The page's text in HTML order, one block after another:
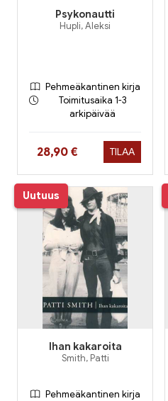
Psykonautti
Hupli, Aleksi
Pehmeäkantinen kirja
Toimitusaika 1-3
arkipäivää
Hinta nyt
28,90 € TILAA
Uutuus
Ihan kakaroita
Smith, Patti
Pehmeäkantinen kirja